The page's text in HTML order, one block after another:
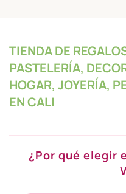
TIENDA DE
PASTELERÍA,
HOGAR, JOYERÍA,
EN CALI
¿Por qué elegir